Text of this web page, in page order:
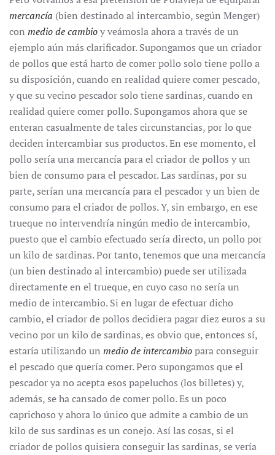
mercancía (bien destinado al intercambio, según Menger)
con medio de cambioy veámosla ahora a través de un
ejemplo aún más clarificador. Supongamos que un criador
de pollos que está harto de comer pollo solo tiene pollo a
su disposición, cuando en realidad quiere comer pescado,
y que su vecino pescador solo tiene sardinas, cuando en
realidad quiere comer pollo. Supongamos ahora que se
enteran casualmente de tales circunstancias, por lo que
deciden intercambiar sus productos. En ese momento, el
pollo sería una mercancía para el criador de pollos y un
bien de consumo para el pescador. Las sardinas, por su
parte, serían una mercancía para el pescador y un bien de
consumo para el criador de pollos. Y, sin embargo, en ese
trueque no intervendría ningún medio de intercambio,
puesto que el cambio efectuado sería directo, un pollo por
un kilo de sardinas. Por tanto, tenemos que una mercancía
(un bien destinado al intercambio) puede ser utilizada
directamente en el trueque, en cuyo caso no sería un
medio de intercambio. Si en lugar de efectuar dicho
cambio, el criador de pollos decidiera pagar diez euros a su
vecino por un kilo de sardinas, es obvio que, entonces sí,
estaría utilizando un medio de intercambiopara conseguir
el pescado que quería comer. Pero supongamos que el
pescador ya no acepta esos papeluchos (los billetes) y,
además, se ha cansado de comer pollo. Es un poco
caprichoso y ahora lo único que admite a cambio de un
kilo de sus sardinas es un conejo. Así las cosas, si el
criador de pollos quisiera conseguir las sardinas, se vería